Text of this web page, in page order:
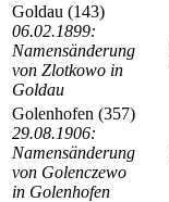
Goldau (143)
06.02.1899:
Namensänderung
von Zlotkowo in
Goldau
Golenhofen (357)
29.08.1906:
Namensänderung
von Golenczewo
in Golenhofen